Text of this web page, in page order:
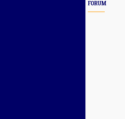
FORUM